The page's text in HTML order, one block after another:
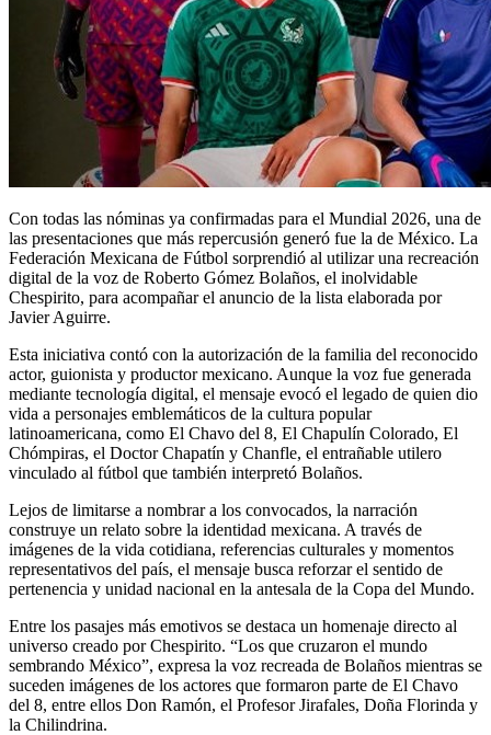
Con todas las nóminas ya confirmadas para el Mundial 2026, una de
las presentaciones que más repercusión generó fue la de México. La
Federación Mexicana de Fútbol sorprendió al utilizar una recreación
digital de la voz de Roberto Gómez Bolaños, el inolvidable
Chespirito, para acompañar el anuncio de la lista elaborada por
Javier Aguirre.
Esta iniciativa contó con la autorización de la familia del reconocido
actor, guionista y productor mexicano. Aunque la voz fue generada
mediante tecnología digital, el mensaje evocó el legado de quien dio
vida a personajes emblemáticos de la cultura popular
latinoamericana, como El Chavo del 8, El Chapulín Colorado, El
Chómpiras, el Doctor Chapatín y Chanfle, el entrañable utilero
vinculado al fútbol que también interpretó Bolaños.
Lejos de limitarse a nombrar a los convocados, la narración
construye un relato sobre la identidad mexicana. A través de
imágenes de la vida cotidiana, referencias culturales y momentos
representativos del país, el mensaje busca reforzar el sentido de
pertenencia y unidad nacional en la antesala de la Copa del Mundo.
Entre los pasajes más emotivos se destaca un homenaje directo al
universo creado por Chespirito. “Los que cruzaron el mundo
sembrando México”, expresa la voz recreada de Bolaños mientras se
suceden imágenes de los actores que formaron parte de El Chavo
del 8, entre ellos Don Ramón, el Profesor Jirafales, Doña Florinda y
la Chilindrina.